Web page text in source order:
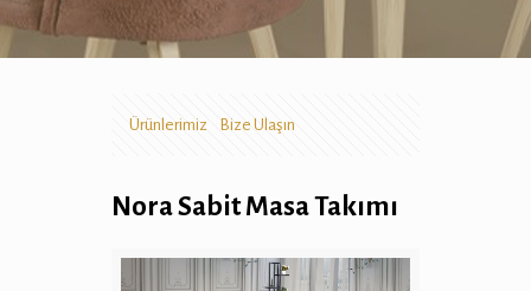
Ürünlerimiz Bize Ulaşın
Nora Sabit Masa Takımı